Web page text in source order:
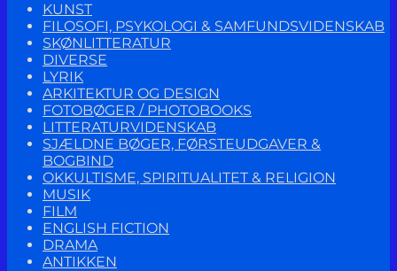
KUNST
FILOSOFI, PSYKOLOGI & SAMFUNDSVIDENSKAB
SKØNLITTERATUR
DIVERSE
LYRIK
ARKITEKTUR OG DESIGN
FOTOBØGER / PHOTOBOOKS
LITTERATURVIDENSKAB
SJÆLDNE BØGER, FØRSTEUDGAVER &
BOGBIND
OKKULTISME, SPIRITUALITET & RELIGION
MUSIK
FILM
ENGLISH FICTION
DRAMA
ANTIKKEN